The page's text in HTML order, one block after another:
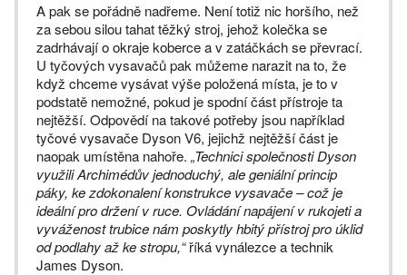
A pak se pořádně nadřeme. Není totiž nic horšího, než
za sebou silou tahat těžký stroj, jehož kolečka se
zadrhávají o okraje koberce a v zatáčkách se převrací.
U tyčových vysavačů pak můžeme narazit na to, že
když chceme vysávat výše položená místa, je to v
podstatě nemožné, pokud je spodní část přístroje ta
nejtěžší. Odpovědí na takové potřeby jsou například
tyčové vysavače Dyson V6, jejichž nejtěžší část je
naopak umístěna nahoře. „Technici společnosti Dyson
využili Archimédův jednoduchý, ale geniální princip
páky, ke zdokonalení konstrukce vysavače – což je
ideální pro držení v ruce. Ovládání napájení v rukojeti a
vyváženost trubice nám poskytly hbitý přístroj pro úklid
od podlahy až ke stropu,“říká vynálezce a technik
James Dyson.